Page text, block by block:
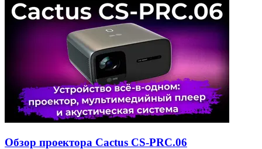
Обзор проектора Cactus CS-PRC.06